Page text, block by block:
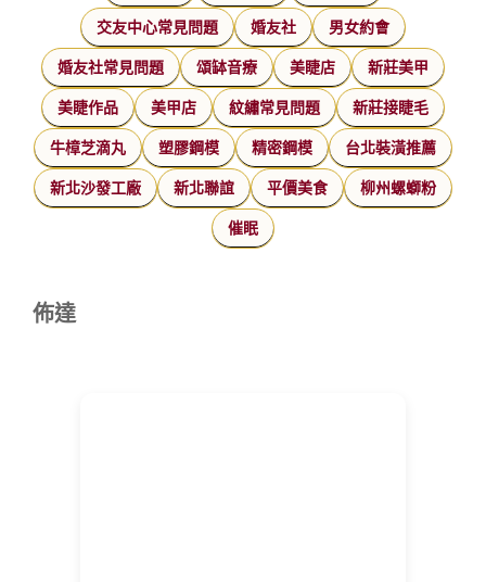
交友中心常見問題 婚友社 男女約會
婚友社常見問題 頌缽音療 美睫店 新莊美甲
美睫作品 美甲店 紋繡常見問題 新莊接睫毛
牛樟芝滴丸 塑膠鋼模 精密鋼模 台北裝潢推薦
新北沙發工廠 新北聯誼 平價美食 柳州螺螄粉
催眠
佈達